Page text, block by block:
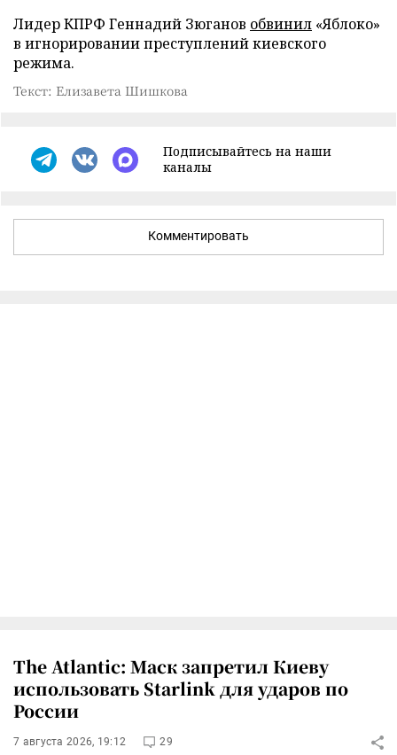
Лидер КПРФ Геннадий Зюганов обвинил «Яблоко»
в игнорировании преступлений киевского
режима.
Текст: Елизавета Шишкова
Подписывайтесь на наши
каналы
Комментировать
The Atlantic: Маск запретил Киеву
использовать Starlink для ударов по
России
7 августа 2026, 19:12 29